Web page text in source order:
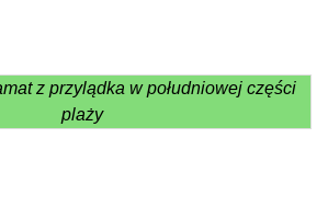
z przylądka w południowej części
plaży